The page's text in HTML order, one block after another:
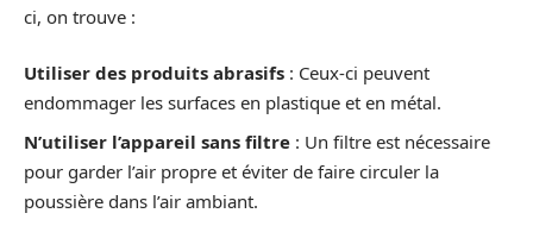
ci, on trouve :
Utiliser des produits abrasifs : Ceux-ci peuvent
endommager les surfaces en plastique et en métal.
N’utiliser l’appareil sans filtre : Un filtre est nécessaire
pour garder l’air propre et éviter de faire circuler la
poussière dans l’air ambiant.